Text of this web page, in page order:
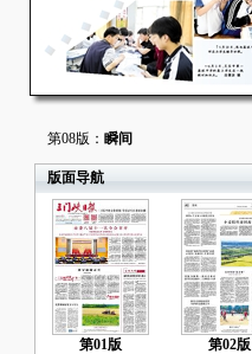
第08版： 瞬间
版面导航
第01版
第02版